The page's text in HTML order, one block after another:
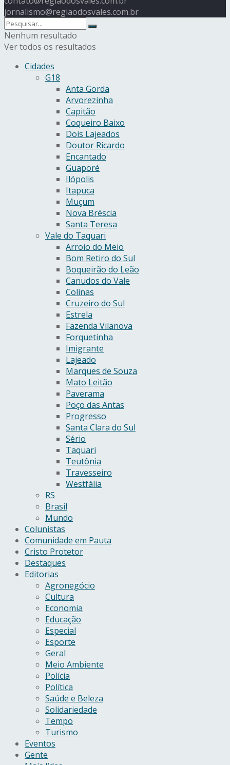
jornalismo@regiaodosvales.com.br
Nenhum resultado
Ver todos os resultados
Cidades
G18
Anta Gorda
Arvorezinha
Capitão
Coqueiro Baixo
Dois Lajeados
Doutor Ricardo
Encantado
Guaporé
Ilópolis
Itapuca
Muçum
Nova Bréscia
Santa Teresa
Vale do Taquari
Arroio do Meio
Bom Retiro do Sul
Boqueirão do Leão
Canudos do Vale
Colinas
Cruzeiro do Sul
Estrela
Fazenda Vilanova
Forquetinha
Imigrante
Lajeado
Marques de Souza
Mato Leitão
Paverama
Poço das Antas
Progresso
Santa Clara do Sul
Sério
Taquari
Teutônia
Travesseiro
Westfália
RS
Brasil
Mundo
Colunistas
Comunidade em Pauta
Cristo Protetor
Destaques
Editorias
Agronegócio
Cultura
Economia
Educação
Especial
Esporte
Geral
Meio Ambiente
Polícia
Política
Saúde e Beleza
Solidariedade
Tempo
Turismo
Eventos
Gente